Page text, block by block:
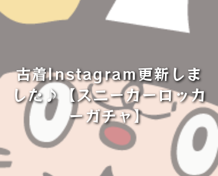
古着Instagram更新しま
した♪【スニーカーロッカ
ーガチャ】